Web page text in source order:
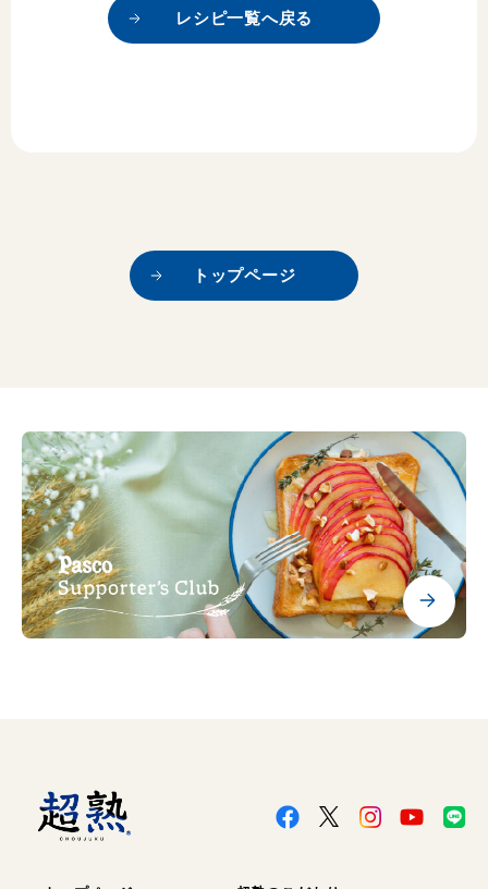
レシピ一覧へ戻る
トップページ